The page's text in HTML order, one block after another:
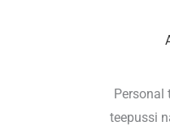
Personal
teepussi